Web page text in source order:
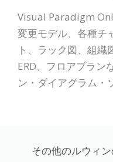
Visual Paradigm
変更モデル、各種チ
ト、ラック図、組織
ERD、フロアプラン
ン・ダイアグラム・
その他のルウィ